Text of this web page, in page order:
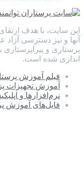
این سایت، با هدف
آنها و نیز دسترسی
پرستاری و
اندازی شده است.
فیلم آموزش
آموزش تجهیزات
نرم‌افزارها و
فایل‌های آموزش